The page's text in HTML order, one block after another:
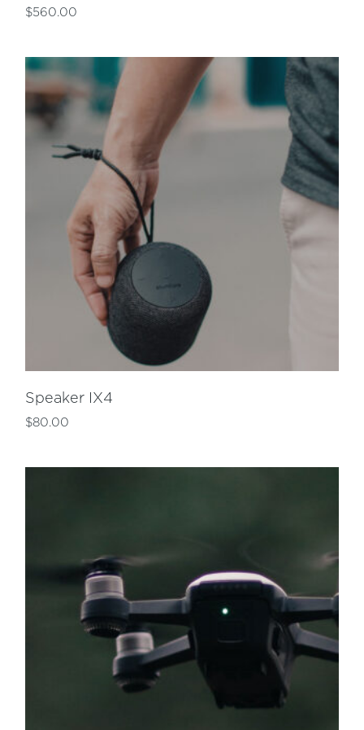
$560.00
Speaker IX4
$80.00